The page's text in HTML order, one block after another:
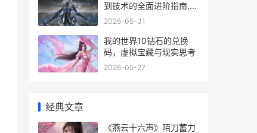
到技术的全面进阶指南,副
标题成为团队可靠的支柱
2026-05-31
我的世界10钻石的兑换
码，虚拟宝藏与现实思考
2026-05-27
经典文章
《燕云十六声》陌刀蓄力